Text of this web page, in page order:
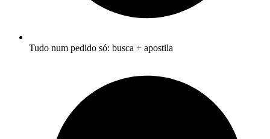
Tudo num pedido só: busca + apostila